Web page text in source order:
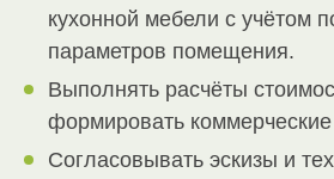
кухонной мебели с учётом
параметров помещения.
Выполнять расчёты
формировать
Согласовывать эскизы и